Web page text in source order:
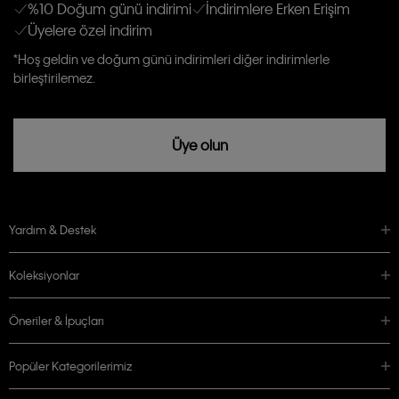
Aydınlatma Metni’niokuduğumu kabul ediyorum.
Calvin Klein tarafından kişisel verilerimin yurtdışına aktarılmasına açık
rızam vardır
%10 Doğum günü indirimi
İndirimlere Erken Erişim
Üyelere özel indirim
*Hoş geldin ve doğum günü indirimleri diğer indirimlerle
birleştirilemez.
Üye olun
Yardım & Destek
Koleksiyonlar
Öneriler & İpuçları
Popüler Kategorilerimiz